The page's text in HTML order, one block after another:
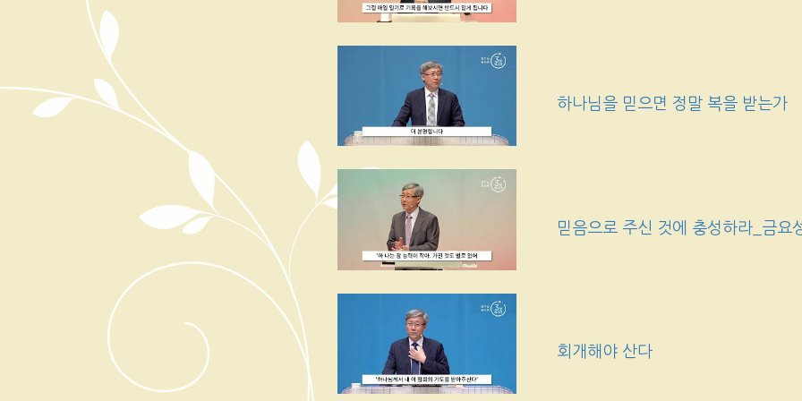
하나님을 믿으면 정말 복을 받는가
믿음으로 주신 것에 충성하라_금요
회개해야 산다